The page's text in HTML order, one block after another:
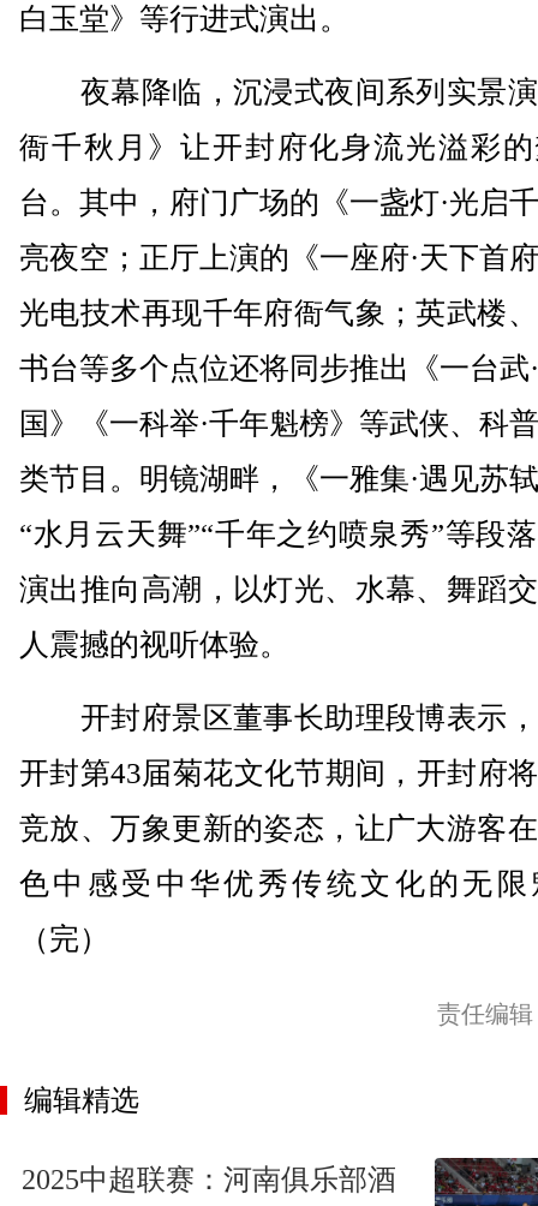
白玉堂》等行进式演出。
夜幕降临，沉浸式夜间系列实景
衙千秋月》让开封府化身流光溢彩
台。其中，府门广场的《一盏灯·光启
亮夜空；正厅上演的《一座府·天下首
光电技术再现千年府衙气象；英武楼
书台等多个点位还将同步推出《一台武
国》《一科举·千年魁榜》等武侠、科
类节目。明镜湖畔，《一雅集·遇见苏
“水月云天舞”“千年之约喷泉秀”等段
演出推向高潮，以灯光、水幕、舞蹈
人震撼的视听体验。
开封府景区董事长助理段博表示
开封第43届菊花文化节期间，开封府
竞放、万象更新的姿态，让广大游客
色中感受中华优秀传统文化的无限
（完）
责任编
编辑精选
2025中超联赛：河南俱乐部酒